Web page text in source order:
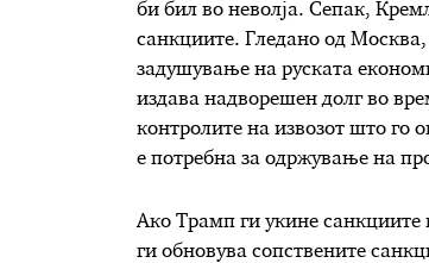
би бил во неволја. Сепак,
санкциите. Гледано од
задушување на руската
издава надворешен долг во
контролите на извозот што го
е потребна за одржување на
Ако Трамп ги укине санкциите
ги обновува сопствените